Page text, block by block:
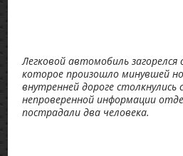
Легковой автомобиль загорелся
которое произошло минувшей
внутренней дороге
непроверенной информации
пострадали два человека.